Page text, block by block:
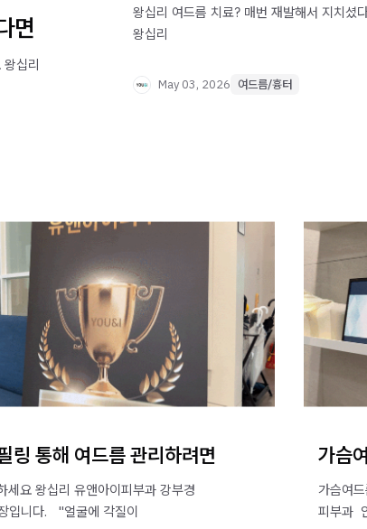
면
십리
왕십리 여드름 치료? 매번 재발해서 지치셨
왕십리
May 03, 2026 여드름/흉터
링 통해 여드름 관리하려면
세요 왕십리 유앤아이피부과 강부경
입니다. ​ ​ "얼굴에 각질이
가슴
가슴여
피부과